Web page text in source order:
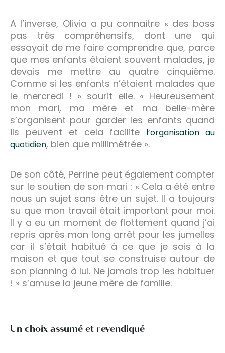
A l’inverse, Olivia a pu connaitre « des boss
pas très compréhensifs, dont une qui
essayait de me faire comprendre que, parce
que mes enfants étaient souvent malades, je
devais me mettre au quatre cinquième.
Comme si les enfants n’étaient malades que
le mercredi ! » sourit elle. « Heureusement
mon mari, ma mère et ma belle-mère
s’organisent pour garder les enfants quand
ils peuvent et cela facilite l’organisation au
quotidien, bien que millimétrée ».
De son côté, Perrine peut également compter
sur le soutien de son mari : « Cela a été entre
nous un sujet sans être un sujet. Il a toujours
su que mon travail était important pour moi.
Il y a eu un moment de flottement quand j’ai
repris après mon long arrêt pour les jumelles
car il s’était habitué à ce que je sois à la
maison et que tout se construise autour de
son planning à lui. Ne jamais trop les habituer
! » s’amuse la jeune mère de famille.
Un choix assumé et revendiqué